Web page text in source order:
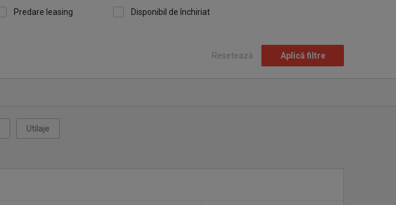
Predare leasing
Disponibil de închiriat
Resetează Aplică filtre
Utilaje